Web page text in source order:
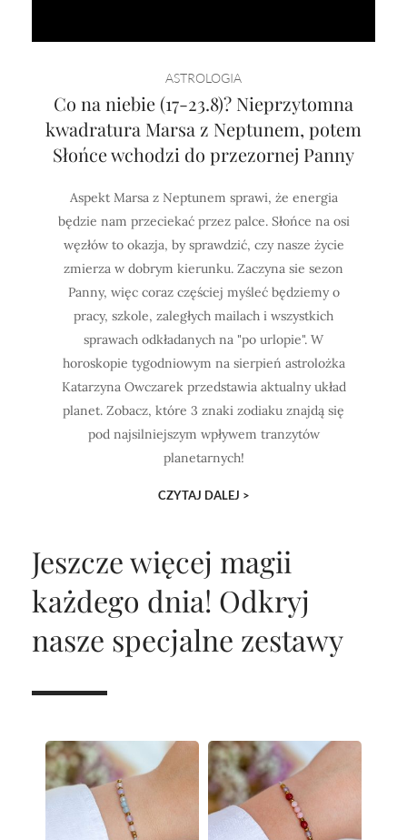
ASTROLOGIA
Co na niebie (17-23.8)? Nieprzytomna
kwadratura Marsa z Neptunem, potem
Słońce wchodzi do przezornej Panny
Aspekt Marsa z Neptunem sprawi, że energia
będzie nam przeciekać przez palce. Słońce na osi
węzłów to okazja, by sprawdzić, czy nasze życie
zmierza w dobrym kierunku. Zaczyna sie sezon
Panny, więc coraz częściej myśleć będziemy o
pracy, szkole, zaległych mailach i wszystkich
sprawach odkładanych na "po urlopie". W
horoskopie tygodniowym na sierpień astrolożka
Katarzyna Owczarek przedstawia aktualny układ
planet. Zobacz, które 3 znaki zodiaku znajdą się
pod najsilniejszym wpływem tranzytów
planetarnych!
CZYTAJ DALEJ >
Jeszcze więcej magii
każdego dnia! Odkryj
nasze specjalne zestawy